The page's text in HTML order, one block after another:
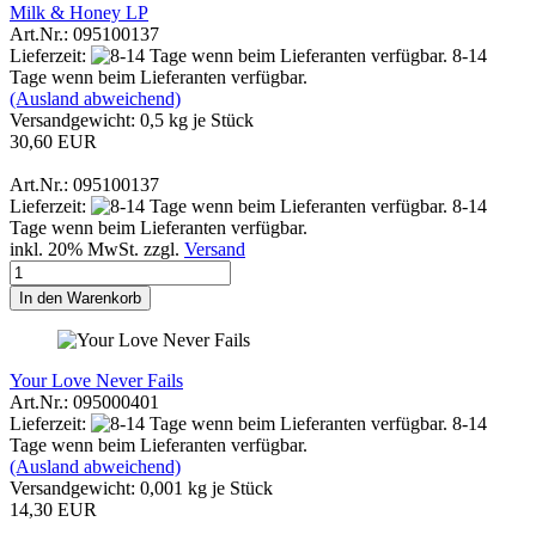
Milk & Honey LP
Art.Nr.: 095100137
Lieferzeit:
8-14
Tage wenn beim Lieferanten verfügbar.
(Ausland abweichend)
Versandgewicht: 0,5 kg je Stück
30,60 EUR
Art.Nr.: 095100137
Lieferzeit:
8-14
Tage wenn beim Lieferanten verfügbar.
inkl. 20% MwSt. zzgl. Versand
In den Warenkorb
Your Love Never Fails
Art.Nr.: 095000401
Lieferzeit:
8-14
Tage wenn beim Lieferanten verfügbar.
(Ausland abweichend)
Versandgewicht: 0,001 kg je Stück
14,30 EUR